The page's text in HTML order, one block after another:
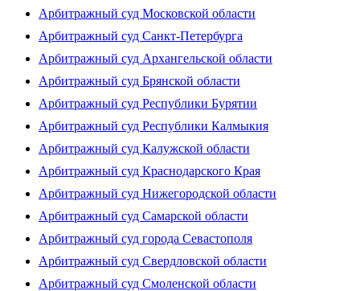
Арбитражный суд Московской области
Арбитражный суд Санкт-Петербурга
Арбитражный суд Архангельской области
Арбитражный суд Брянской области
Арбитражный суд Республики Бурятии
Арбитражный суд Республики Калмыкия
Арбитражный суд Калужской области
Арбитражный суд Краснодарского Края
Арбитражный суд Нижегородской области
Арбитражный суд Самарской области
Арбитражный суд города Севастополя
Арбитражный суд Свердловской области
Арбитражный суд Смоленской области